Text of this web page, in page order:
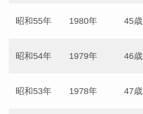
昭和55年 1980年 45歳
昭和54年 1979年 46歳
昭和53年 1978年 47歳